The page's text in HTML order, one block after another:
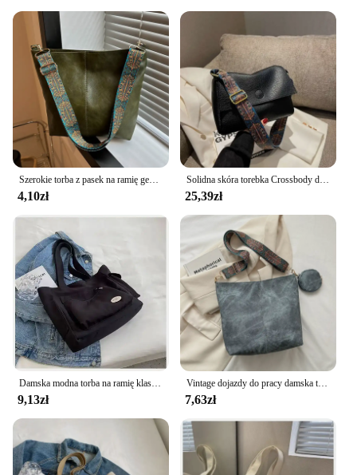
4,10zł
Solidna skóra torebka Crossbody dla kobiet, 2024 zajmują się kobiecym prostym ramieniem torba boczna wysokiej jakości torebki i portmonetki kobiet
25,39zł
9,13zł
Vintage dojazdy do pracy damska torba na ramię o dużej pojemności codzienne torby typu Crossbody torebki i portmonetki ze skóry Pu designerska torba
7,63zł